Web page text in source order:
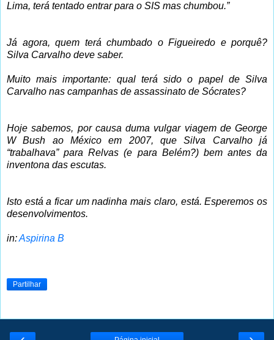
Lima, terá tentado entrar para o SIS mas chumbou.”
Já agora, quem terá chumbado o Figueiredo e porquê?
Silva Carvalho deve saber.
Muito mais importante: qual terá sido o papel de Silva
Carvalho nas campanhas de assassinato de Sócrates?
Hoje sabemos, por causa duma vulgar viagem de George
W Bush ao México em 2007, que Silva Carvalho já
“trabalhava” para Relvas (e para Belém?) bem antes da
inventona das escutas.
Isto está a ficar um nadinha mais claro, está. Esperemos os
desenvolvimentos.
in:Aspirina B
Partilhar